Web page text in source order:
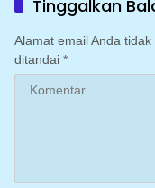
Irigasi perpompaan
(Irpom)
Tinggalkan
Alamat email Anda
ditandai *